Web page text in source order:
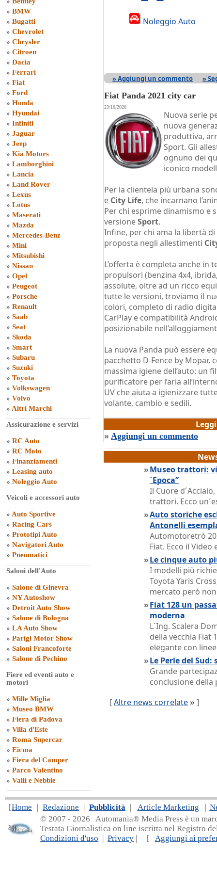
» BMW
» Bugatti
» Chevrolet
» Chrysler
» Citroen
» Dacia
» Ferrari
» Fiat
» Ford
» Honda
» Hyundai
» Infiniti
» Jaguar
» Jeep
» Kia Motors
» Lamborghini
» Lancia
» Land Rover
» Lexus
» Lotus
» Maserati
» Mazda
» Mercedes-Benz
» Mini
» Mitsubishi
» Nissan
» Opel
» Peugeot
» Porsche
» Renault
» Saab
» Seat
» Skoda
» Smart
» Subaru
» Suzuki
» Toyota
» Volkswagen
» Volvo
» Altri Marchi
Assicurazione e servizi
» RC Auto
» RC Moto
» Finanziamenti
» Leasing auto
» Noleggio Auto
Veicoli e accessori auto
» Auto Sportive
» Racing Cars
» Prototipi Auto
» Navigatori Auto
» Pneumatici
Saloni dell'Auto
» Salone di Ginevra
» NY Autoshow
» Detroit Auto Show
» Salone di Bologna
» LA Auto Show
» Parigi Motor Show
» Saloni Francoforte
» Salone di Pechino
Fiere ed eventi auto e
motori
» Mille Miglia
» Museo BMW
» Fiera di Padova
» Villa d'Este
» Roma Supercar
» Eicma
» Fiera del Camper
» Parco Valentino
» Valli e Nebbie
Noleggio Auto
» Aggiungi un commento »
Fiat Panda 2021 city car
23/10/2020
Nuova serie
nuova
produttiva,
Sport. Gli
ognuno dei
iconico
Per la clientela più urbana
e City Life, che incarnano
Per chi esprime dinamismo e
versioneSport.
Infine, per chi ama la libertà
proposta negli allestimenti
L’offerta è completa anche in
propulsori (benzina 4x4,
assolute, oltre ad un ricco
tutte le versioni, troviamo il
colori, completo di radio
CarPlay e compatibilità
posizionabile
La nuova Panda può essere
pacchetto D-Fence by
massima igiene dell’auto: un
purificatore per l’aria
UV che aiuta a igienizzare
volante, cambio e sedili.
» Aggiungi un commento
»Museo trattori:
´Epoca”
Il Cuore
trattori. Ecco
»Auto storiche
Antonelli
Automotoretrò
Fiat. Ecco il
»Le cinque auto
I modelli più
Toyota Yaris
mercato però
»Fiat 128 un
moderna
L´Ing. Scalera
della vecchia Fiat
elegante con
»Le Perle del
Grande
conclusione della
[Altre news correlate » ]
[Home | Redazione | Pubblicità | Article Marketing |
© 2007 - 2026 Automania® Media Press è un
Testata Giornalistica on line iscritta nel Registro
Condizioni d'uso | Privacy | [ Aggiungi ai